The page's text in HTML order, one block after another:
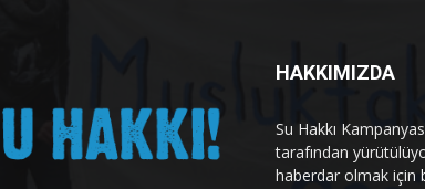
HAKKIMIZDA
Su Hakkı
tarafından
haberdar olmak için